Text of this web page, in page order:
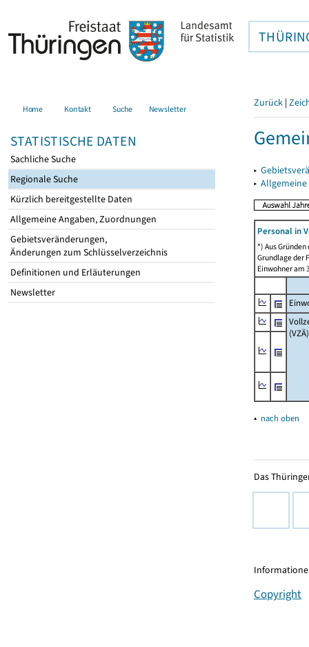
Home Kontakt Suche Newsletter
STATISTISCHE DATEN
Sachliche Suche
Regionale Suche
Kürzlich bereitgestellte Daten
Allgemeine Angaben, Zuordnungen
Gebietsveränderungen,
Änderungen zum Schlüsselverzeichnis
Definitionen und Erläuterungen
Newsletter
Zurück |
▸
▸
Personal in
*) Aus
Grundlage der
Einwohner am
(VZÄ)
▴ nach oben
Das
Copyright